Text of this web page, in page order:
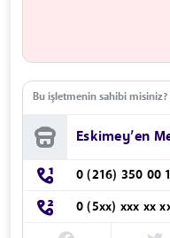
Bu işletmenin sahibi misiniz?
Eskimey’en
0 (216) 350 00
0 (5xx) xxx xx